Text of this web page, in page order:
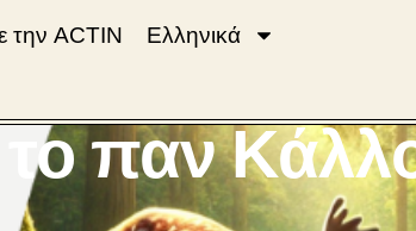
την ACTIN Ελληνικά
παν